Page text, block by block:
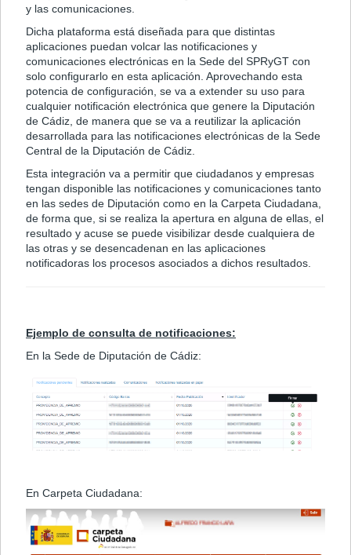
y las comunicaciones.
Dicha plataforma está diseñada para que distintas
aplicaciones puedan volcar las notificaciones y
comunicaciones electrónicas en la Sede del SPRyGT con
solo configurarlo en esta aplicación. Aprovechando esta
potencia de configuración, se va a extender su uso para
cualquier notificación electrónica que genere la Diputación
de Cádiz, de manera que se va a reutilizar la aplicación
desarrollada para las notificaciones electrónicas de la Sede
Central de la Diputación de Cádiz.
Esta integración va a permitir que ciudadanos y empresas
tengan disponible las notificaciones y comunicaciones tanto
en las sedes de Diputación como en la Carpeta Ciudadana,
de forma que, si se realiza la apertura en alguna de ellas, el
resultado y acuse se puede visibilizar desde cualquiera de
las otras y se desencadenan en las aplicaciones
notificadoras los procesos asociados a dichos resultados.
Ejemplo de consulta de notificaciones:
En la Sede de Diputación de Cádiz:
En Carpeta Ciudadana: